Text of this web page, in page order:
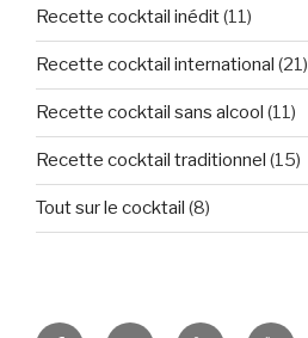
Recette cocktail inédit(11)
Recette cocktail international (21)
Recette cocktail sans alcool (11)
Recette cocktail traditionnel (15)
Tout sur le cocktail (8)